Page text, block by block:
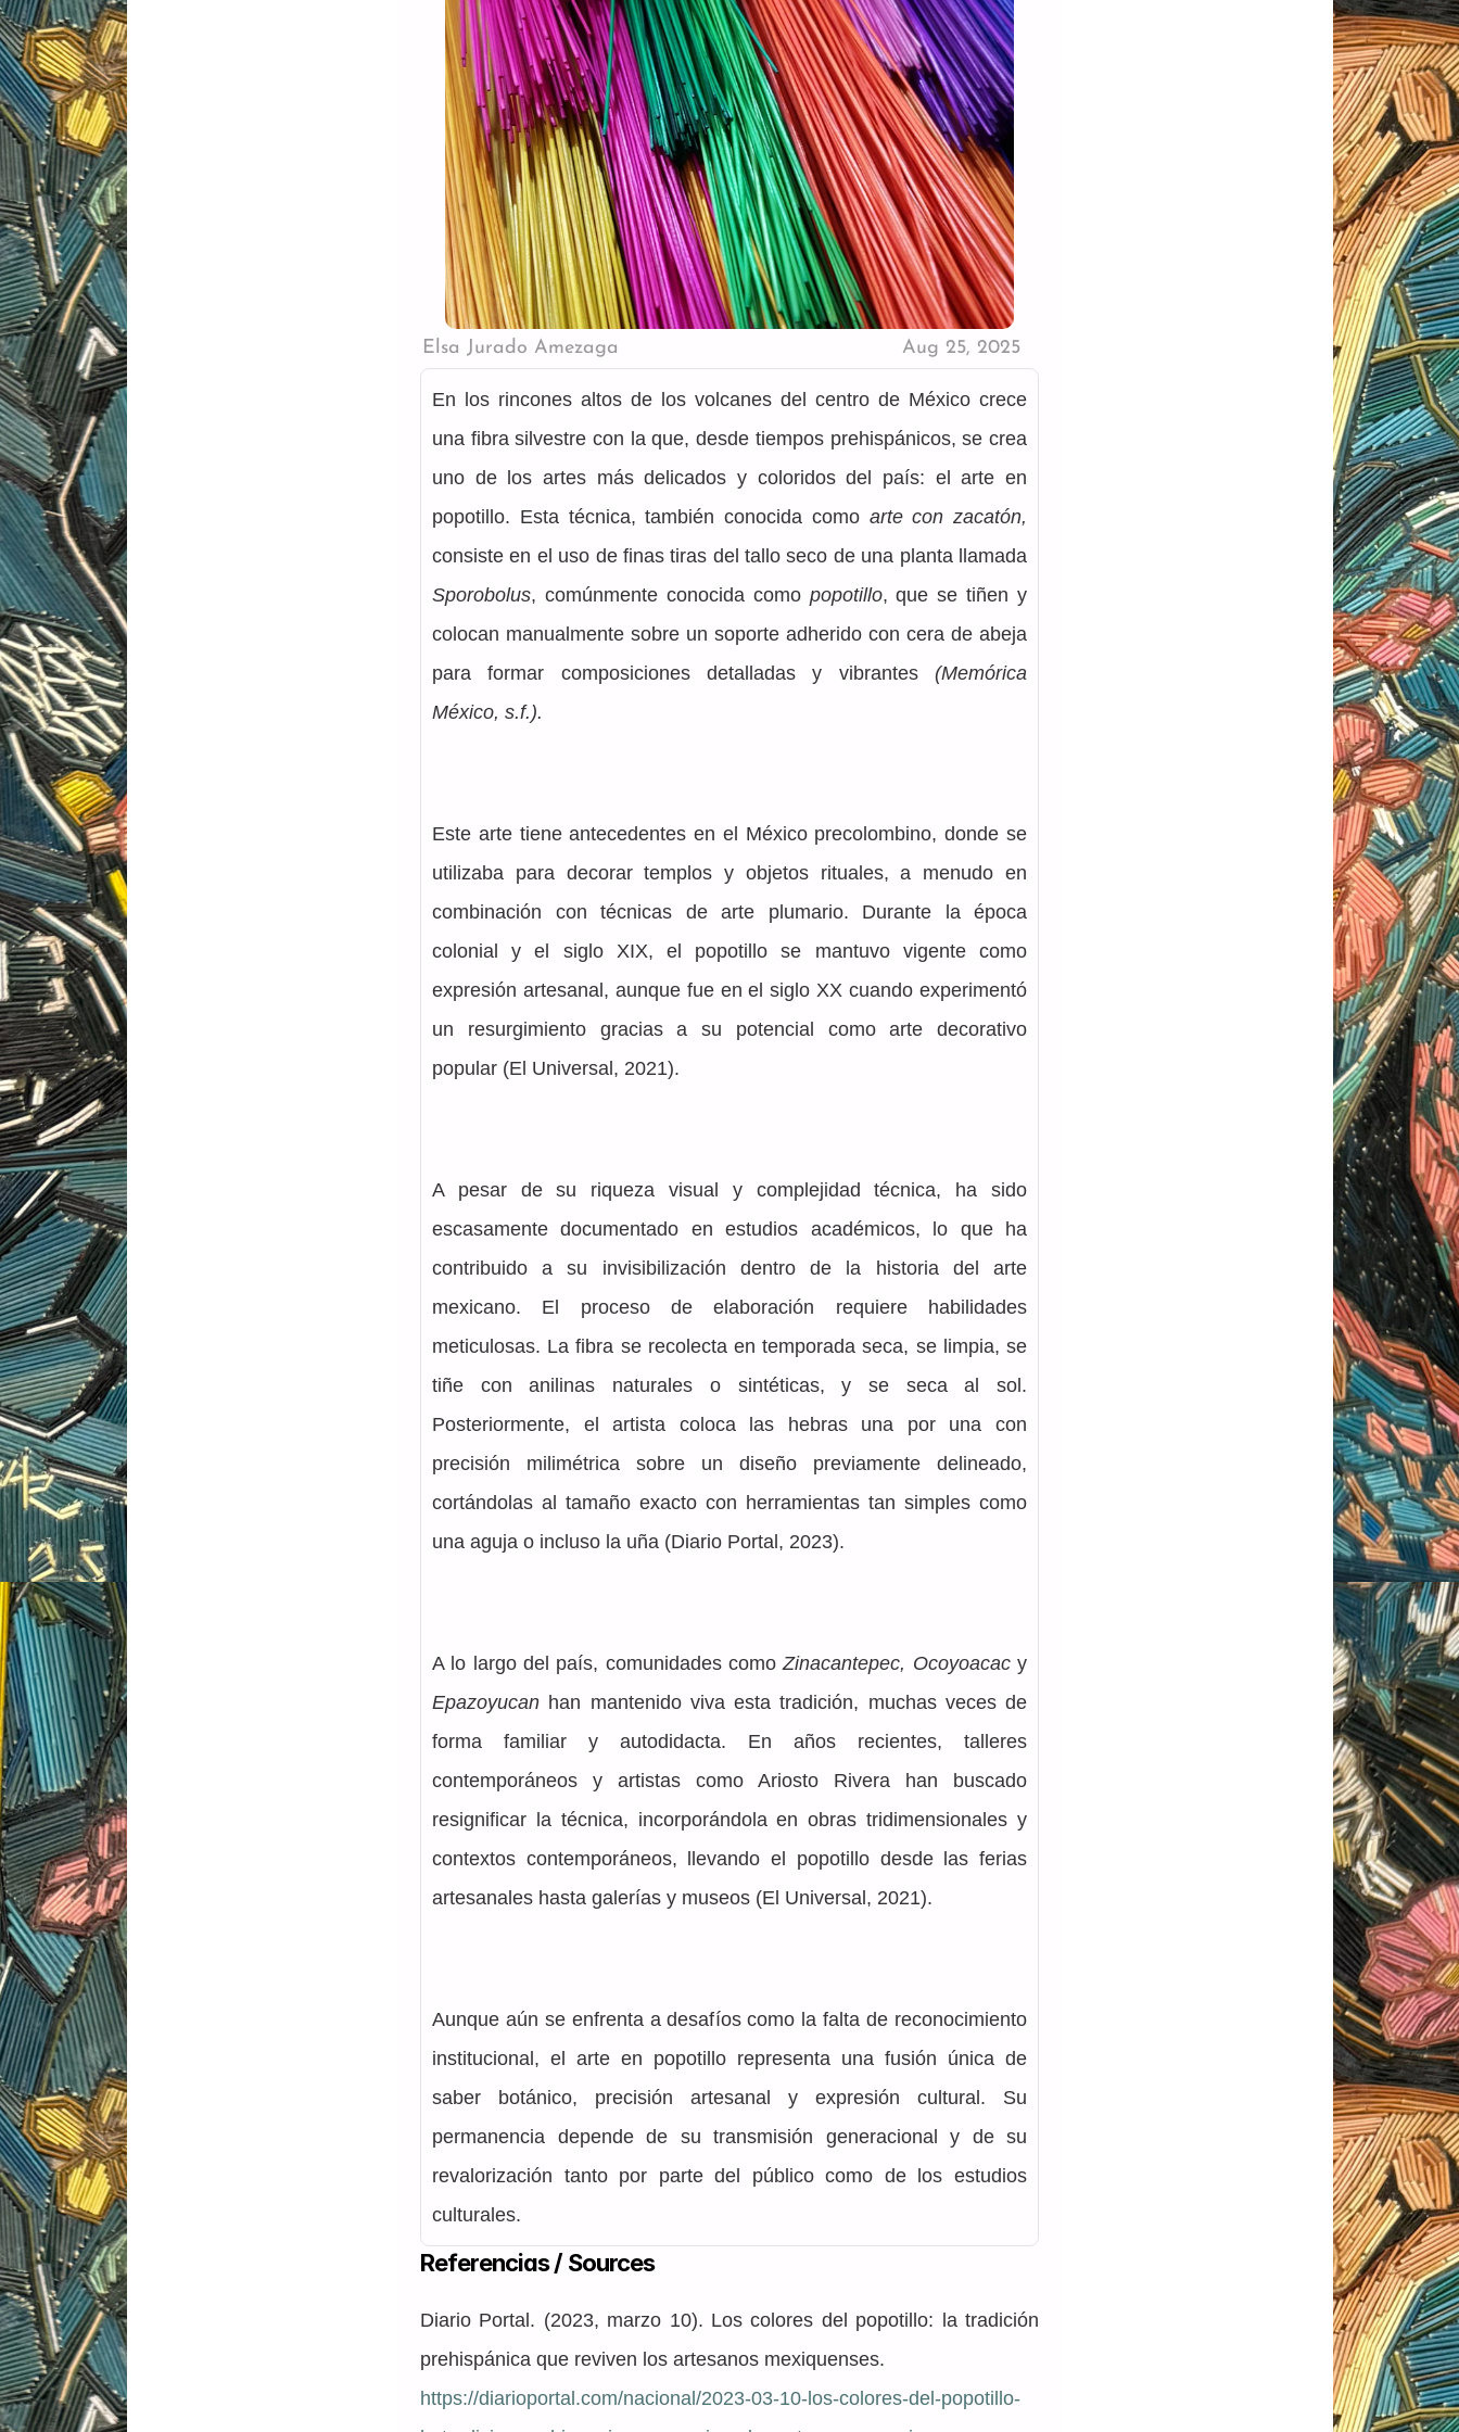
Elsa Jurado Amezaga Aug 25, 2025
En los rincones altos de los volcanes del centro de México crece
una fibra silvestre con la que, desde tiempos prehispánicos, se crea
uno de los artes más delicados y coloridos del país: el arte en
popotillo. Esta técnica, también conocida como arte con zacatón,
Sporobolus, comúnmente conocida como popotillo, que se tiñen y
colocan manualmente sobre un soporte adherido con cera de abeja
para formar composiciones detalladas y vibrantes (Memórica
México, s.f.).
Este arte tiene antecedentes en el México precolombino, donde se
utilizaba para decorar templos y objetos rituales, a menudo en
combinación con técnicas de arte plumario. Durante la época
colonial y el siglo XIX, el popotillo se mantuvo vigente como
expresión artesanal, aunque fue en el siglo XX cuando experimentó
un resurgimiento gracias a su potencial como arte decorativo
popular (El Universal, 2021).
A pesar de su riqueza visual y complejidad técnica, ha sido
escasamente documentado en estudios académicos, lo que ha
contribuido a su invisibilización dentro de la historia del arte
mexicano. El proceso de elaboración requiere habilidades
meticulosas. La fibra se recolecta en temporada seca, se limpia, se
tiñe con anilinas naturales o sintéticas, y se seca al sol.
Posteriormente, el artista coloca las hebras una por una con
precisión milimétrica sobre un diseño previamente delineado,
cortándolas al tamaño exacto con herramientas tan simples como
una aguja o incluso la uña (Diario Portal, 2023).
A lo largo del país, comunidades como Zinacantepec, Ocoyoacac
Epazoyucan han mantenido viva esta tradición, muchas veces de
forma familiar y autodidacta. En años recientes, talleres
contemporáneos y artistas como Ariosto Rivera han buscado
resignificar la técnica, incorporándola en obras tridimensionales y
contextos contemporáneos, llevando el popotillo desde las ferias
artesanales hasta galerías y museos (El Universal, 2021).
Aunque aún se enfrenta a desafíos como la falta de reconocimiento
institucional, el arte en popotillo representa una fusión única de
saber botánico, precisión artesanal y expresión cultural. Su
permanencia depende de su transmisión generacional y de su
revalorización tanto por parte del público como de los estudios
culturales.
Referencias / Sources
Diario Portal. (2023, marzo 10). Los colores del popotillo: la tradición
prehispánica que reviven los artesanos mexiquenses.
https://diarioportal.com/nacional/2023-03-10-los-colores-del-popotillo-